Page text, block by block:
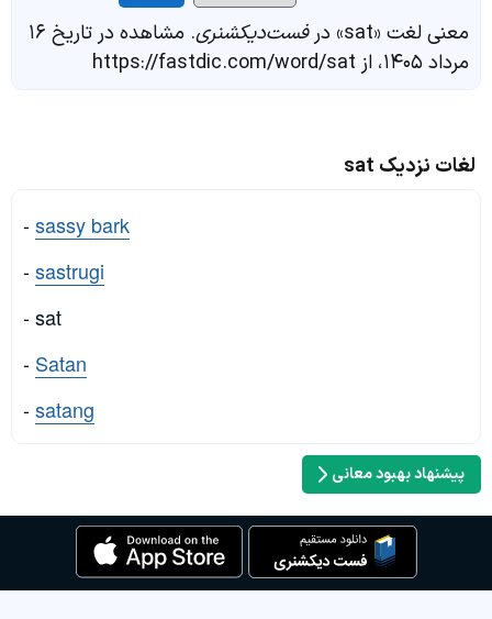
معنی لغت «sat» در
فست‌دیکشنری
. مشاهده در تاریخ ۱۶
مرداد ۱۴۰۵، از https://fastdic.com/word/sat
لغات نزدیک sat
-sassy bark
-sastrugi
- sat
- Satan
-satang
پیشنهاد بهبود معانی